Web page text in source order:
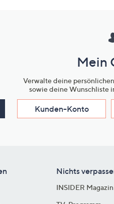
Mein
Verwalte deine
sowie deine Wunschliste
Kunden-Konto
Nichts
INSIDER Magazin